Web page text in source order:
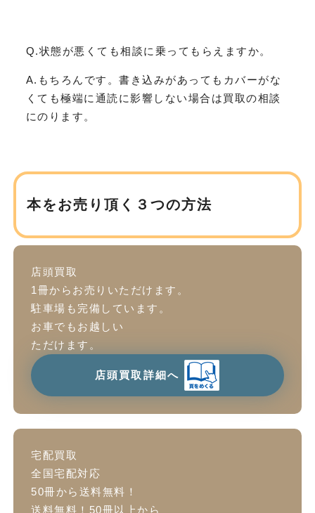
Q.状態が悪くても相談に乗ってもらえますか。
A.もちろんです。書き込みがあってもカバーがな
くても極端に通読に影響しない場合は買取の相談
にのります。
本をお売り頂く３つの方法
店頭買取
1冊からお売りいただけます。
駐車場も完備しています。
お車でもお越しい
ただけます。
店頭買取詳細へ
宅配買取
全国宅配対応
50冊から送料無料！
送料無料！50冊以上から